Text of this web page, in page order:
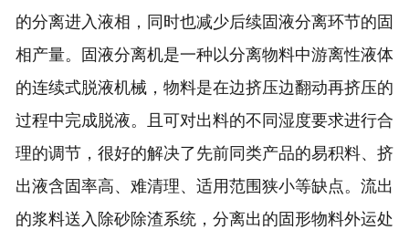
的分离进入液相，同时也减少后续固液分离环节的固
相产量。固液分离机是一种以分离物料中游离性液体
的连续式脱液机械，物料是在边挤压边翻动再挤压的
过程中完成脱液。且可对出料的不同湿度要求进行合
理的调节，很好的解决了先前同类产品的易积料、挤
出液含固率高、难清理、适用范围狭小等缺点。流出
的浆料送入除砂除渣系统，分离出的固形物料外运处